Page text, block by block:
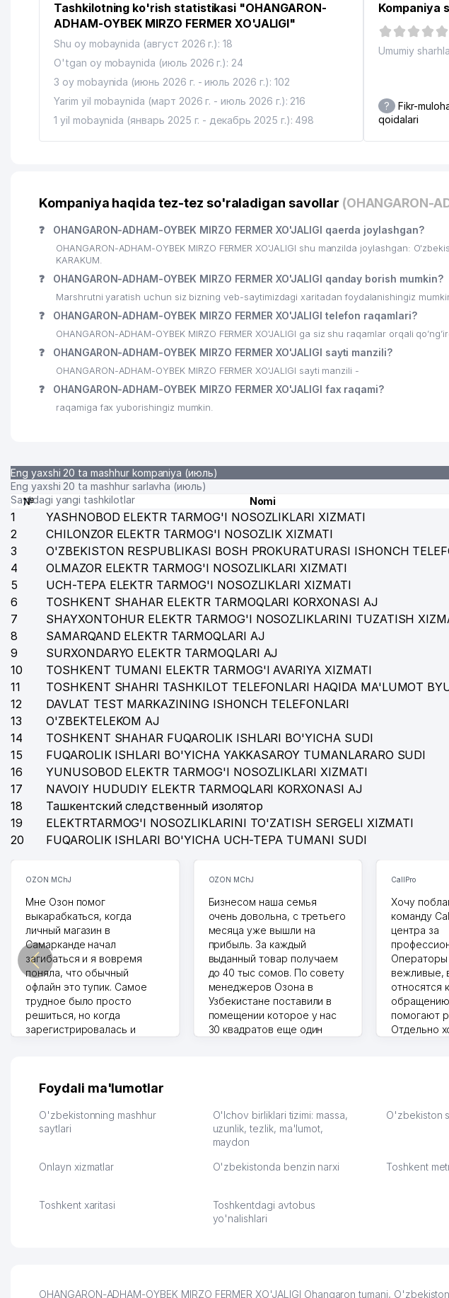
Tashkilotning ko'rish statistikasi "OHANGARON-
ADHAM-OYBEK MIRZO FERMER XO'JALIGI"
Shu oy mobaynida (август 2026 г.): 18
O'tgan oy mobaynida (июль 2026 г.): 24
3 oy mobaynida (июнь 2026 г. - июль 2026 г.): 102
Yarim yil mobaynida (март 2026 г. - июль 2026 г.): 216
1 yil mobaynida (январь 2025 г. - декабрь 2025 г.): 498
Kompaniya
Umumiy
?
Fikr-
qoidalari
Kompaniya haqida tez-tez so'raladigan savollar (OHANGARON-
❓ OHANGARON-ADHAM-OYBEK MIRZO FERMER XO'JALIGI qaerda joylashgan?
OHANGARON-ADHAM-OYBEK MIRZO FERMER XO'JALIGI shu manzilda joylashgan:
KARAKUM.
❓ OHANGARON-ADHAM-OYBEK MIRZO FERMER XO'JALIGI qanday borish mumkin?
Marshrutni yaratish uchun siz bizning veb-saytimizdagi xaritadan foydalanishingiz
❓ OHANGARON-ADHAM-OYBEK MIRZO FERMER XO'JALIGI telefon raqamlari?
OHANGARON-ADHAM-OYBEK MIRZO FERMER XO'JALIGI ga siz shu raqamlar orqali
❓ OHANGARON-ADHAM-OYBEK MIRZO FERMER XO'JALIGI sayti manzili?
OHANGARON-ADHAM-OYBEK MIRZO FERMER XO'JALIGI sayti manzili -
❓ OHANGARON-ADHAM-OYBEK MIRZO FERMER XO'JALIGI fax raqami?
raqamiga fax yuborishingiz mumkin.
Eng yaxshi 20 ta mashhur kompaniya (июль)
Eng yaxshi 20 ta mashhur sarlavha (июль)
Saytdagi yangi tashkilotlar
№ Nomi
1 YASHNOBOD ELEKTR TARMOG'I NOSOZLIKLARI XIZMATI
2
CHILONZOR ELEKTR TARMOG'I NOSOZLIK XIZMATI
3
O'ZBEKISTON RESPUBLIKASI BOSH PROKURATURASI ISHONCH
4
OLMAZOR ELEKTR TARMOG'I NOSOZLIKLARI XIZMATI
5
UCH-TEPA ELEKTR TARMOG'I NOSOZLIKLARI XIZMATI
6
TOSHKENT SHAHAR ELEKTR TARMOQLARI KORXONASI AJ
7
SHAYXONTOHUR ELEKTR TARMOG'I NOSOZLIKLARINI TUZATISH
8
SAMARQAND ELEKTR TARMOQLARI AJ
9
SURXONDARYO ELEKTR TARMOQLARI AJ
10
TOSHKENT TUMANI ELEKTR TARMOG'I AVARIYA XIZMATI
11
TOSHKENT SHAHRI TASHKILOT TELEFONLARI HAQIDA MA'LUMOT
12
DAVLAT TEST MARKAZINING ISHONCH TELEFONLARI
13
O'ZBEKTELEKOM AJ
14
TOSHKENT SHAHAR FUQAROLIK ISHLARI BO'YICHA SUDI
15
FUQAROLIK ISHLARI BO'YICHA YAKKASAROY TUMANLARARO SUDI
16
YUNUSOBOD ELEKTR TARMOG'I NOSOZLIKLARI XIZMATI
17
NAVOIY HUDUDIY ELEKTR TARMOQLARI KORXONASI AJ
18
Ташкентский следственный изолятор
19
ELEKTRTARMOG'I NOSOZLIKLARINI TO'ZATISH SERGELI XIZMATI
20
FUQAROLIK ISHLARI BO'YICHA UCH-TEPA TUMANI SUDI
OZON MChJ
Мне Озон помог
выкарабкаться, когда
личный магазин в
Самарканде начал
загибаться и я вовремя
поняла, что обычный
офлайн это тупик. Самое
трудное было просто
решиться, но когда
зарегистрировалась и
на себя доставку до
хранение бесплатное
первый год, хорошая
результаты. В последнее
много заказывают, а
OZON MChJ
Бизнесом наша семья
очень довольна, с третьего
месяца уже вышли на
прибыль. За каждый
выданный товар получаем
до 40 тыс сомов. По совету
менеджеров Озона в
Узбекистане поставили в
помещении которое у нас
30 квадратов еще один
мышки и вообще все что
людям часто надо
Камат 31.07.2026 17:50:36
CallPro
Хочу
команду
центра за
Операторы
вежливые,
относятся
помогают
Отдельно
Vip Brand
Foydali ma'lumotlar
O'zbekistonning mashhur
saytlari
O'lchov birliklari tizimi: massa,
uzunlik, tezlik, ma'lumot,
maydon
O'zbekiston
Onlayn xizmatlar O'zbekistonda benzin narxi Toshkent
Toshkent xaritasi
Toshkentdagi avtobus
yo'nalishlari
OHANGARON-ADHAM-OYBEK MIRZO FERMER XO'JALIGI Ohangaron tumani,